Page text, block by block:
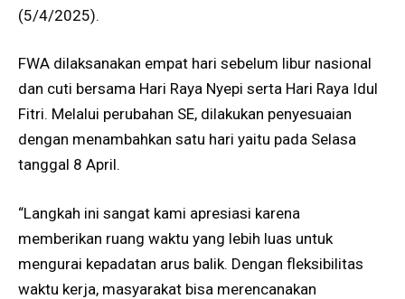
(5/4/2025).
FWA dilaksanakan empat hari sebelum libur nasional
dan cuti bersama Hari Raya Nyepi serta Hari Raya Idul
Fitri. Melalui perubahan SE, dilakukan penyesuaian
dengan menambahkan satu hari yaitu pada Selasa
tanggal 8 April.
“Langkah ini sangat kami apresiasi karena
memberikan ruang waktu yang lebih luas untuk
mengurai kepadatan arus balik. Dengan fleksibilitas
waktu kerja, masyarakat bisa merencanakan